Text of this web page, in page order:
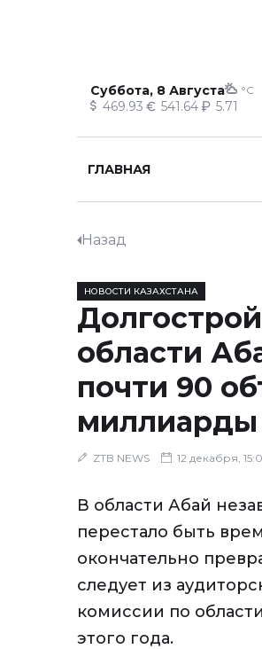
Суббота, 8 Августа °C
469.93 541.64 5.71
ГЛАВНАЯ
Назад
НОВОСТИ КАЗАХСТАНА
области
почти 90
миллиарды
ZTB NEWS 12 декабря,
В области Абай
перестало быть
окончательно
следует из
комиссии по
этого года.